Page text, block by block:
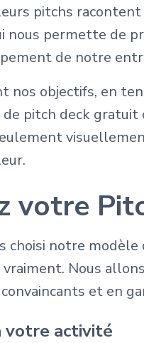
pitchs
nous permette de
de notre
nos objectifs, en
pitch deck
votre
choisi notre
Nous
et en
votre activité